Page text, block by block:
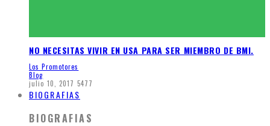
NO NECESITAS VIVIR EN USA PARA SER MIEMBRO DE BMI.
Los Promotores
Blog
julio 10, 2017 5477
BIOGRAFIAS
BIOGRAFIAS